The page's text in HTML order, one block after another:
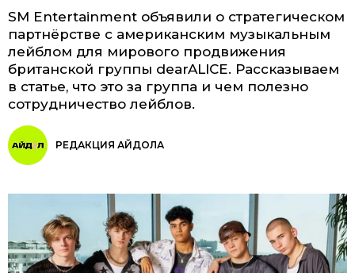
SM Entertainment объявили о стратегическом
партнёрстве с американским музыкальным
лейблом для мирового продвижения
британской группы dearALICE. Рассказываем
в статье, что это за группа и чем полезно
сотрудничество лейблов.
РЕДАКЦИЯ АЙДОЛА